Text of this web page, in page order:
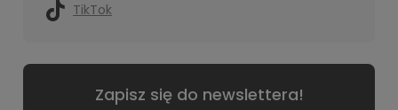
TikTok
Zapisz się do newslettera!